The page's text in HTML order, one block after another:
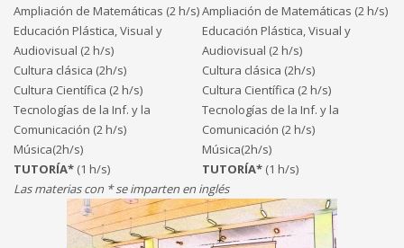
Ampliación de Matemáticas (2 h/s)Ampliación de Matemáticas (2 h/s)
Educación Plástica, Visual y
Audiovisual (2 h/s)
Educación Plástica, Visual y
Audiovisual (2 h/s)
Cultura clásica (2h/s)
Cultura clásica (2h/s)
Cultura Científica (2 h/s)
Cultura Científica (2 h/s)
Tecnologías de la Inf. y la
Comunicación (2 h/s)
Tecnologías de la Inf. y la
Comunicación (2 h/s)
Música(2h/s)
Música(2h/s)
TUTORÍA* (1 h/s) TUTORÍA* (1 h/s)
Las materias con * se imparten en inglés